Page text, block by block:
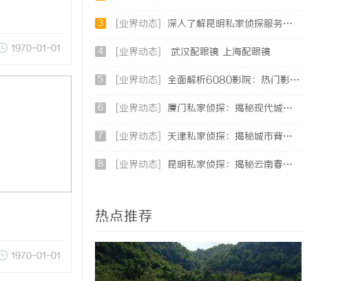
1970-01-01
1970-01-01
3 [业界动态] 深入了解昆明私家侦探服务的重要性与选择指南
4 [业界动态] 武汉配眼镜 上海配眼镜
5 [业界动态] 全面解析6080影院：热门影视资源一站式观看体验
6 [业界动态] 厦门私家侦探：揭秘现代城市的隐秘守护者
7 [业界动态] 天津私家侦探：揭秘城市背后的隐秘守护者
8 [业界动态] 昆明私家侦探：揭秘云南春城中的隐秘调查力量
热点推荐